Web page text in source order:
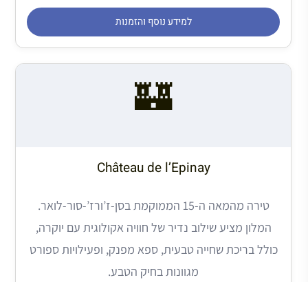
למידע נוסף והזמנות
🏰
Château de l’Epinay
טירה מהמאה ה-15 הממוקמת בסן-ז’ורז’-סור-לואר.
המלון מציע שילוב נדיר של חוויה אקולוגית עם יוקרה,
כולל בריכת שחייה טבעית, ספא מפנק, ופעילויות ספורט
מגוונות בחיק הטבע.